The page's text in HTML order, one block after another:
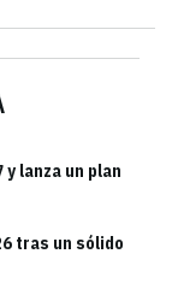
lanza un plan
tras un sólido